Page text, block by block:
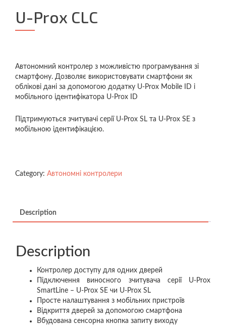
U-Prox CLC
Автономний контролер з можливістю програмування зі
смартфону. Дозволяє використовувати смартфони як
облікові дані за допомогою додатку U-Prox Mobile ID і
мобільного ідентифікатора U-Prox ID
Підтримуються зчитувачі серії U-Prox SL та U-Prox SE з
мобільною ідентифікацією.
Category: Автономні контролери
Description
Description
Контролер доступу для одних дверей
Підключення виносного зчитувача серії U-Prox
SmartLine – U-Prox SE чи U-Prox SL
Просте налаштування з мобільних пристроїв
Відкриття дверей за допомогою смартфона
Вбудована сенсорна кнопка запиту виходу